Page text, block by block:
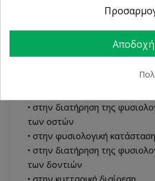
οργανισμό καθώς συμβάλλει*:
• στην φυσιολογική
• στην διατήρηση των
• στην διατήρηση της
των οστών
• στην φυσιολογική
• στην διατήρηση της
των δοντιών
Αποδοχή